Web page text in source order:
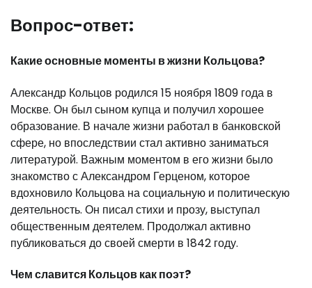
Вопрос-ответ:
Какие основные моменты в жизни Кольцова?
Александр Кольцов родился 15 ноября 1809 года в
Москве. Он был сыном купца и получил хорошее
образование. В начале жизни работал в банковской
сфере, но впоследствии стал активно заниматься
литературой. Важным моментом в его жизни было
знакомство с Александром Герценом, которое
вдохновило Кольцова на социальную и политическую
деятельность. Он писал стихи и прозу, выступал
общественным деятелем. Продолжал активно
публиковаться до своей смерти в 1842 году.
Чем славится Кольцов как поэт?